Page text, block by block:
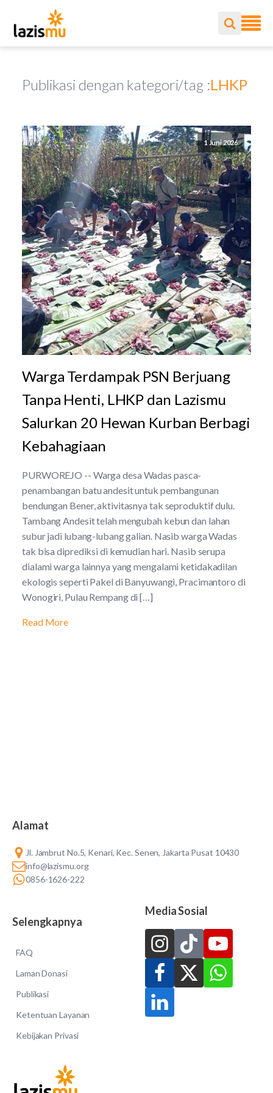
Publikasi dengan kategori/tag :LHKP
1 Juni 2026
Warga Terdampak PSN Berjuang
Tanpa Henti, LHKP dan Lazismu
Salurkan 20 Hewan Kurban Berbagi
Kebahagiaan
PURWOREJO -- Warga desa Wadas pasca-
penambangan batu andesit untuk pembangunan
bendungan Bener, aktivitasnya tak seproduktif dulu.
Tambang Andesit telah mengubah kebun dan lahan
subur jadi lubang-lubang galian. Nasib warga Wadas
tak bisa diprediksi di kemudian hari. Nasib serupa
dialami warga lainnya yang mengalami ketidakadilan
ekologis seperti Pakel di Banyuwangi, Pracimantoro di
Wonogiri, Pulau Rempang di […]
Read More
Alamat
Jl. Jambrut No.5, Kenari, Kec. Senen, Jakarta Pusat 10430
info@lazismu.org
0856-1626-222
Selengkapnya
FAQ
Laman Donasi
Publikasi
Ketentuan Layanan
Kebijakan Privasi
Media Sosial